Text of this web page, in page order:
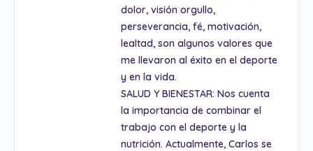
dolor, visión orgullo,
perseverancia, fé, motivación,
lealtad, son algunos valores que
me llevaron al éxito en el deporte
y en la vida.
SALUD Y BIENESTAR: Nos cuenta
la importancia de combinar el
trabajo con el deporte y la
nutrición. Actualmente, Carlos se